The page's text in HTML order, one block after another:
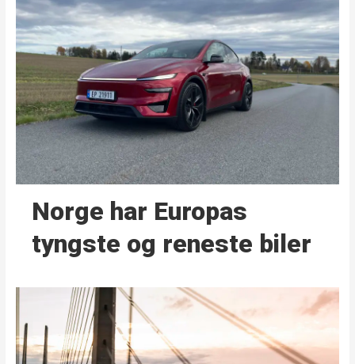
Norge har Europas
tyngste og reneste biler